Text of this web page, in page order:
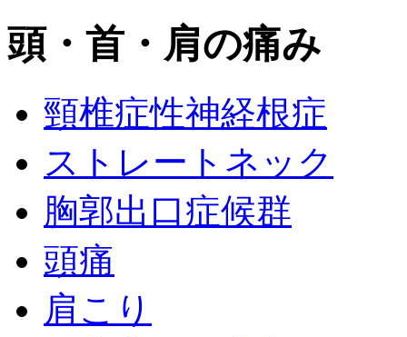
頭・首・肩の痛み
頸椎症性神経根症
ストレートネック
胸郭出口症候群
頭痛
肩こり